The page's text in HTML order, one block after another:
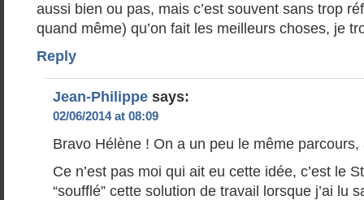
aussi bien ou pas, mais c’est souvent sans trop
quand même) qu’on fait les meilleurs choses, je
Reply
Jean-Philippe says:
02/06/2014 at 08:09
Bravo Hélène ! On a un peu le même parcours,
Ce n’est pas moi qui ait eu cette idée, c’est le
“soufflé” cette solution de travail lorsque j’ai lu